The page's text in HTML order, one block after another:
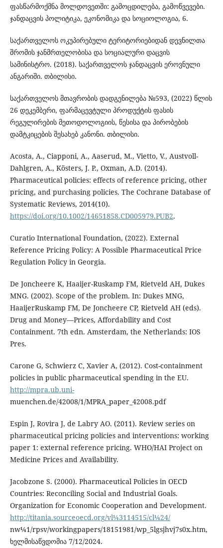
ფასწარმოქმნა მოლდოვეთში: გამოცდილება, გამოწვევები.
ჯანდაცვის პოლიტიკა, ეკონომიკა და სოციოლოგია, 6.
საქართველოს ოკუპირებული ტერიტორიებიდან დევნილთა
შრომის ჯანმრთელობისა და სოციალური დაცვის
სამინისტრო. (2018). საქართველოს ჯანდაცვის ეროვნული
ანგარიში. თბილისი.
საქართველოს მთავრობის დადგენილება №593, (2022) წლის
26 დეკემბერი, ფარმაცევტული პროდუქტის ფასის
რეგულირების მეთოდოლოგიის, წესისა და პირობების
დამტკიცების შესახებ კანონი. თბილისი.
Acosta, A., Ciapponi, A., Aaserud, M., Vietto, V., Austvoll-
Dahlgren, A., Kösters, J. P., Oxman, A.D. (2014).
Pharmaceutical policies: effects of reference pricing, other
pricing, and purchasing policies. The Cochrane Database of
Systematic Reviews, 2014(10).
https://doi.org/10.1002/14651858.CD005979.PUB2.
Curatio International Foundation, (2022). External
Reference Pricing Policy: A Possible Pharmaceutical Price
Regulation Policy in Georgia.
De Joncheere K, Haaijer-Ruskamp FM, Rietveld AH, Dukes
MNG. (2002). Scope of the problem. In: Dukes MNG,
HaaijerRuskamp FM, De Joncheere CP, Rietveld AH (eds).
Drug and Money—Prices, Affordability and Cost
Containment. 7th edn. Amsterdam, the Netherlands: IOS
Pres.
Carone G, Schwierz C, Xavier A, (2012). Cost-containment
policies in public pharmaceutical spending in the EU.
http://mpra.ub.uni-
muenchen.de/42008/1/MPRA_paper_42008.pdf
Espin J, Rovira J, de Labry AO. (2011). Review series on
pharmaceutical pricing policies and interventions: working
paper 1: external reference pricing. WHO/HAI Project on
Medicine Prices and Availability.
Jacobzone S. (2000). Pharmaceutical Policies in OECD
Countries: Reconciling Social and Industrial Goals.
Organization for Economic Cooperation and Development.
http://titania.sourceoecd.org/vl¼3114515/cl¼24/
nw¼1/rpsv/workingpapers/18151981/wp_5lgsjhvj7s0x.htm,
ხელმისაწვდომია 7/12/2024.